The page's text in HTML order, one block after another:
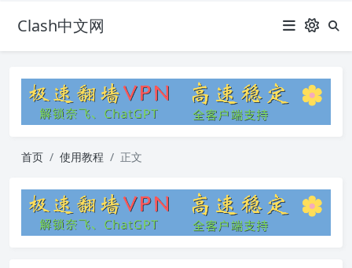
Clash中文网
首页 使用教程 正文